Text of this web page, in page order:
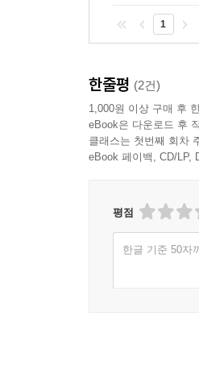
1
한줄평 (2건)
1,000원 이상 구매 후
eBook은 다운로드 후
클래스는 첫번째 회차
eBook 페이백, CD/LP,
평점
한글 기준 50자